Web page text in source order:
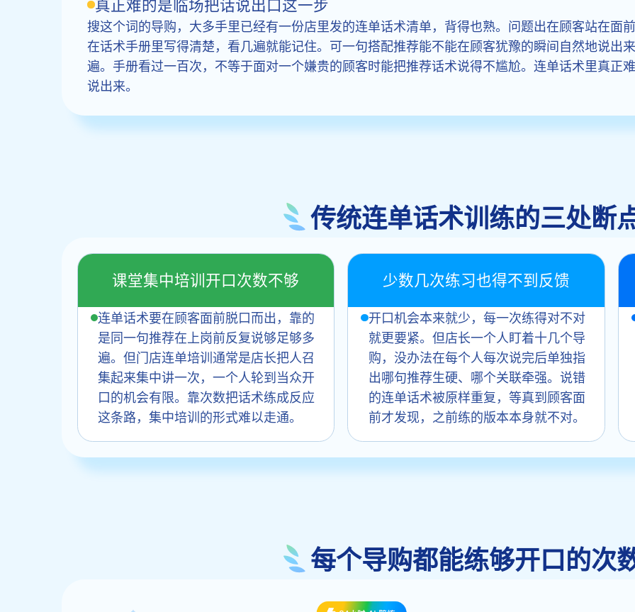
搜这个词的导购，大多手里已经有一份店里发的连单话术清单，背得也熟。问题出在顾客站在面
在话术手册里写得清楚，看几遍就能记住。可一句搭配推荐能不能在顾客犹豫的瞬间自然地说出
遍。手册看过一百次，不等于面对一个嫌贵的顾客时能把推荐话术说得不尴尬。连单话术里真正
说出来。
传统连单话术训练的三处断
课堂集中培训开口次数不够
连单话术要在顾客面前脱口而出，靠的
是同一句推荐在上岗前反复说够足够多
遍。但门店连单培训通常是店长把人召
集起来集中讲一次，一个人轮到当众开
口的机会有限。靠次数把话术练成反应
这条路，集中培训的形式难以走通。
少数几次练习也得不到反馈
开口机会本来就少，每一次练得对不对
就更要紧。但店长一个人盯着十几个导
购，没办法在每个人每次说完后单独指
出哪句推荐生硬、哪个关联牵强。说错
的连单话术被原样重复，等真到顾客面
前才发现，之前练的版本本身就不对。
每个导购都能练够开口的次